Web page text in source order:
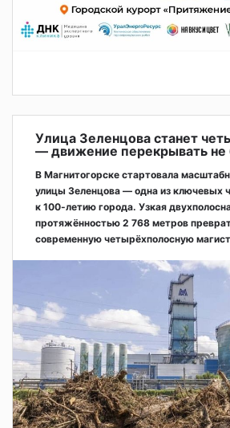
Улица Зеленцова станет
— движение перекрывать не
В Магнитогорске стартовала
улицы Зеленцова — одна из ключевых
к 100-летию города. Узкая
протяжённостью 2 768 метров
современную четырёхполосную